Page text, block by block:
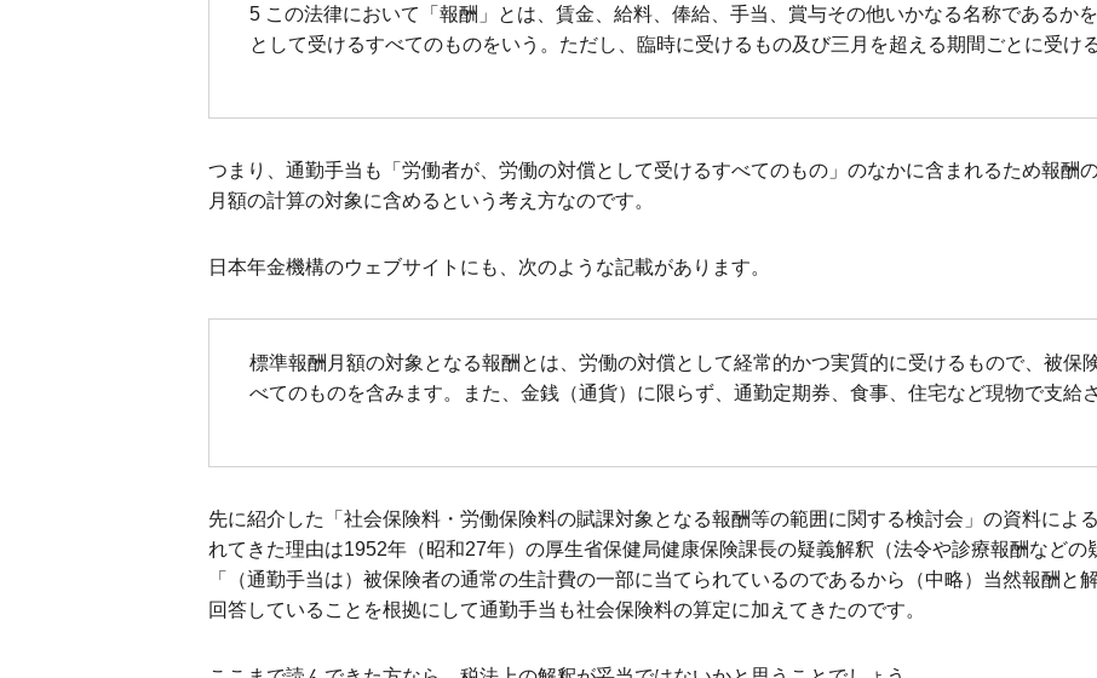
5 この法律において「報酬」とは、賃金、給料、俸給、手当、賞与その他いかなる名称であるか
として受けるすべてのものをいう。ただし、臨時に受けるもの及び三月を超える期間ごとに受け
つまり、通勤手当も「労働者が、労働の対償として受けるすべてのもの」のなかに含まれるため報酬
月額の計算の対象に含めるという考え方なのです。
日本年金機構のウェブサイトにも、次のような記載があります。
標準報酬月額の対象となる報酬とは、労働の対償として経常的かつ実質的に受けるもので、被保
べてのものを含みます。また、金銭（通貨）に限らず、通勤定期券、食事、住宅など現物で支給
先に紹介した「社会保険料・労働保険料の賦課対象となる報酬等の範囲に関する検討会」の資料によ
れてきた理由は1952年（昭和27年）の厚生省保健局健康保険課長の疑義解釈（法令や診療報酬などの
「（通勤手当は）被保険者の通常の生計費の一部に当てられているのであるから（中略）当然報酬と
回答していることを根拠にして通勤手当も社会保険料の算定に加えてきたのです。